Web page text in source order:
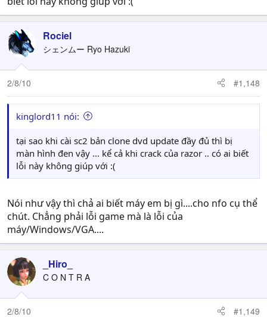
Rociel
シェンムー Ryo Hazuki
2/8/10 #1,148
kinglord11 nói:
tại sao khi cài sc2 bản clone dvd update đầy đủ thì bị
màn hình đen vậy ... kể cả khi crack của razor .. có ai biết
lỗi này không giúp với :(
Nói như vậy thì chả ai biết máy em bị gì....cho nfo cụ thể
chút. Chẳng phải lỗi game mà là lỗi của
máy/Windows/VGA....
_Hiro_
C O N T R A
2/8/10 #1,149